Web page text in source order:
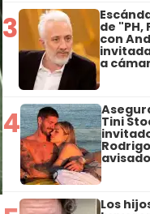
3 de "PH,
con
a
4 Tini
Los